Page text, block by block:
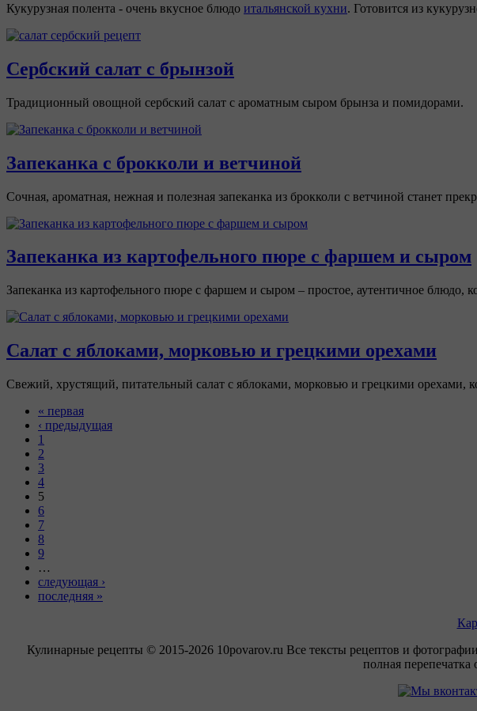
Кукурузная полента - очень вкусное блюдо итальянской кухни. Готовится из
Сербский салат с брынзой
Традиционный овощной сербский салат с ароматным сыром брынза и помидорами.
Запеканка с брокколи и ветчиной
Сочная, ароматная, нежная и полезная запеканка из брокколи с ветчиной станет
Запеканка из картофельного пюре с фаршем и сыром
Запеканка из картофельного пюре с фаршем и сыром – простое, аутентичное блюдо,
Салат с яблоками, морковью и грецкими орехами
Свежий, хрустящий, питательный салат с яблоками, морковью и грецкими орехами,
« первая
‹ предыдущая
1
2
3
4
5
6
7
8
9
…
следующая ›
последняя »
Кулинарные рецепты © 2015-2026 10povarov.ru Все тексты рецептов и
полная